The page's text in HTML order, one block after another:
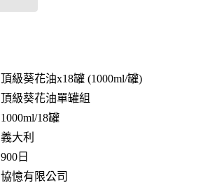
頂級葵花油x18罐 (1000ml/罐)
頂級葵花油單罐組
1000ml/18罐
義大利
900 日
協憶有限公司